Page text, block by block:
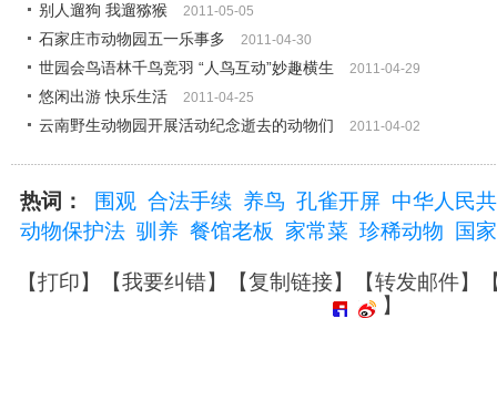
别人遛狗 我遛猕猴
2011-05-05
石家庄市动物园五一乐事多 2011-04-30
世园会鸟语林千鸟竞羽 “人鸟互动”妙趣横生 2011-04-29
悠闲出游 快乐生活 2011-04-25
云南野生动物园开展活动纪念逝去的动物们 2011-04-02
热词： 围观 合法手续 养鸟 孔雀开屏 中华人民
动物保护法 驯养 餐馆老板 家常菜 珍稀动物 国
【打印】【我要纠错】【复制链接】【转发邮件】
】